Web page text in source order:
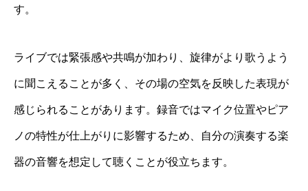
す。
ライブでは緊張感や共鳴が加わり、旋律がより歌うよう
に聞こえることが多く、その場の空気を反映した表現が
感じられることがあります。録音ではマイク位置やピア
ノの特性が仕上がりに影響するため、自分の演奏する楽
器の音響を想定して聴くことが役立ちます。